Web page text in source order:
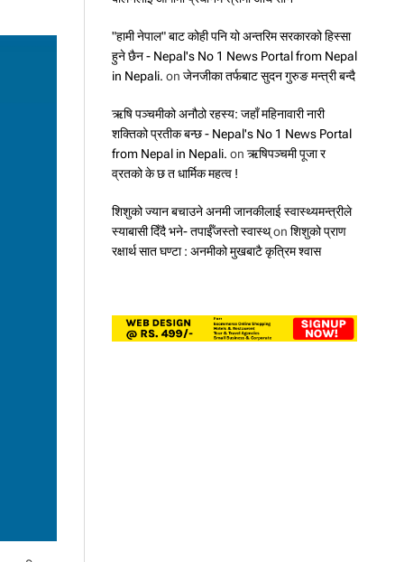
स
"हामी नेपाल" बाट कोही पनि यो अन्तरिम सरकारको हिस्सा
हुने छैन - Nepal's No 1 News Portal from Nepal
in Nepali. on जेनजीका तर्फबाट सुदन गुरुङ मन्त्री बन्दै
ऋषि पञ्चमीको अनौठो रहस्य: जहाँ महिनावारी नारी
शक्तिको प्रतीक बन्छ - Nepal's No 1 News Portal
from Nepal in Nepali. on ऋषिपञ्चमी पूजा र
व्रतको के छ त धार्मिक महत्व !
शिशुको ज्यान बचाउने अनमी जानकीलाई स्वास्थ्यमन्त्रीले
स्याबासी दिँदै भने- तपाईँजस्तो स्वास्थ्on शिशुको प्राण
रक्षार्थ सात घण्टा : अनमीको मुखबाटै कृत्रिम श्वास